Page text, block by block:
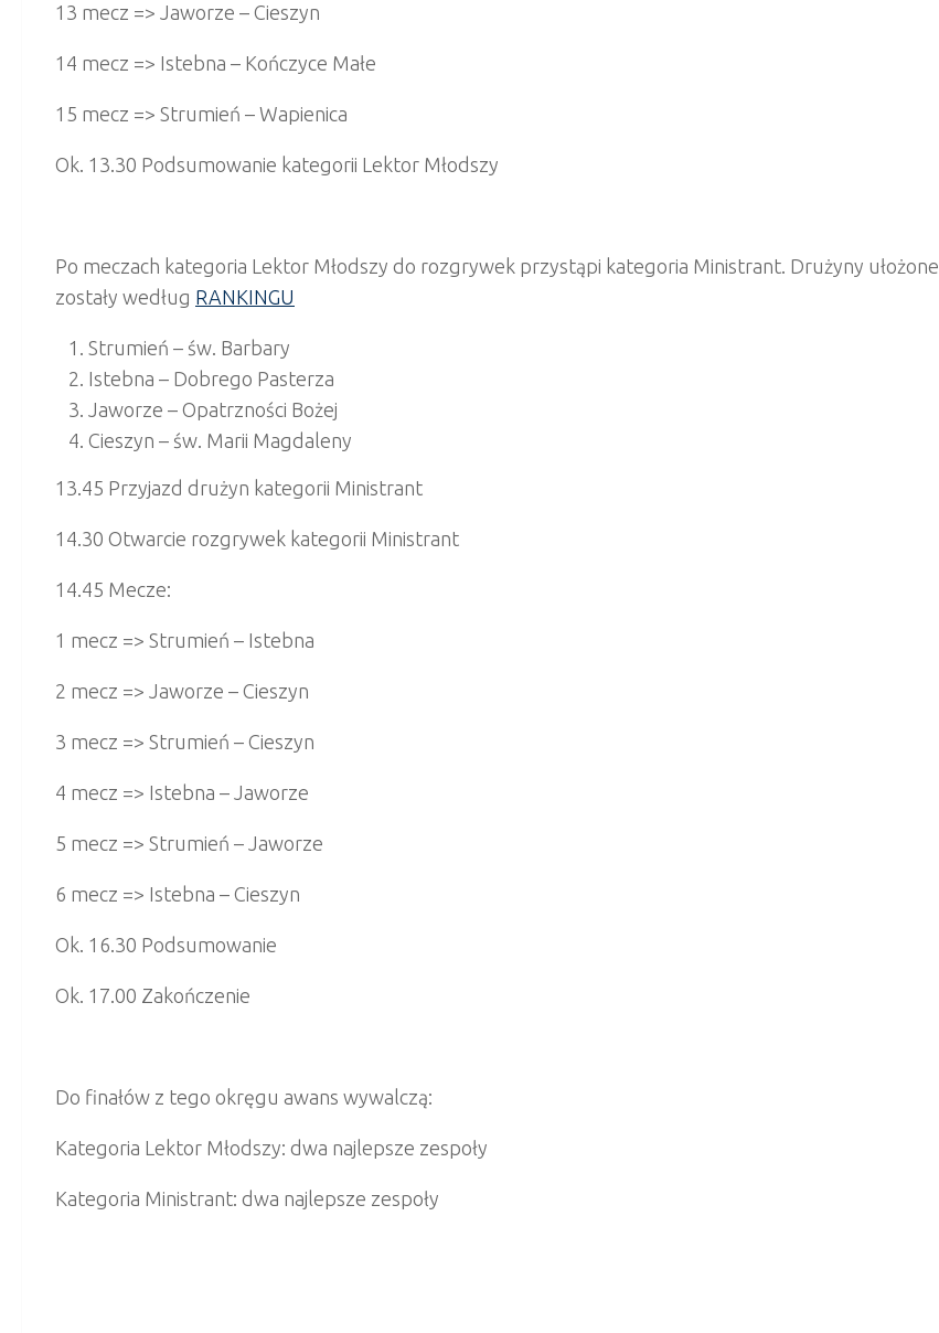
13 mecz => Jaworze – Cieszyn
14 mecz => Istebna – Kończyce Małe
15 mecz => Strumień – Wapienica
Ok. 13.30 Podsumowanie kategorii Lektor Młodszy
Po meczach kategoria Lektor Młodszy do rozgrywek przystąpi kategoria Ministrant. Drużyny ułożone
zostały według RANKINGU
Strumień – św. Barbary
Istebna – Dobrego Pasterza
Jaworze – Opatrzności Bożej
Cieszyn – św. Marii Magdaleny
13.45 Przyjazd drużyn kategorii Ministrant
14.30 Otwarcie rozgrywek kategorii Ministrant
14.45 Mecze:
1 mecz => Strumień – Istebna
2 mecz => Jaworze – Cieszyn
3 mecz => Strumień – Cieszyn
4 mecz => Istebna – Jaworze
5 mecz => Strumień – Jaworze
6 mecz => Istebna – Cieszyn
Ok. 16.30 Podsumowanie
Ok. 17.00 Zakończenie
Do finałów z tego okręgu awans wywalczą:
Kategoria Lektor Młodszy: dwa najlepsze zespoły
Kategoria Ministrant: dwa najlepsze zespoły